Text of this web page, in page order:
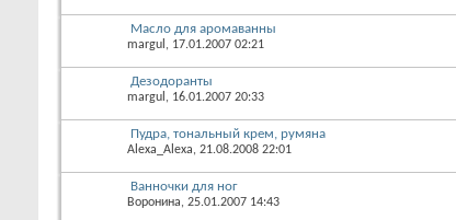
Масло для аромаванны
margul , 17.01.2007 02:21
Дезодоранты
margul , 16.01.2007 20:33
Пудра, тональный крем, румяна
Alexa_Alexa, 21.08.2008 22:01
Ванночки для ног
Воронина, 25.01.2007 14:43